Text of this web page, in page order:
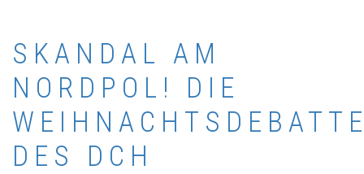
SKANDAL AM
NORDPOL! DIE
DES DCH